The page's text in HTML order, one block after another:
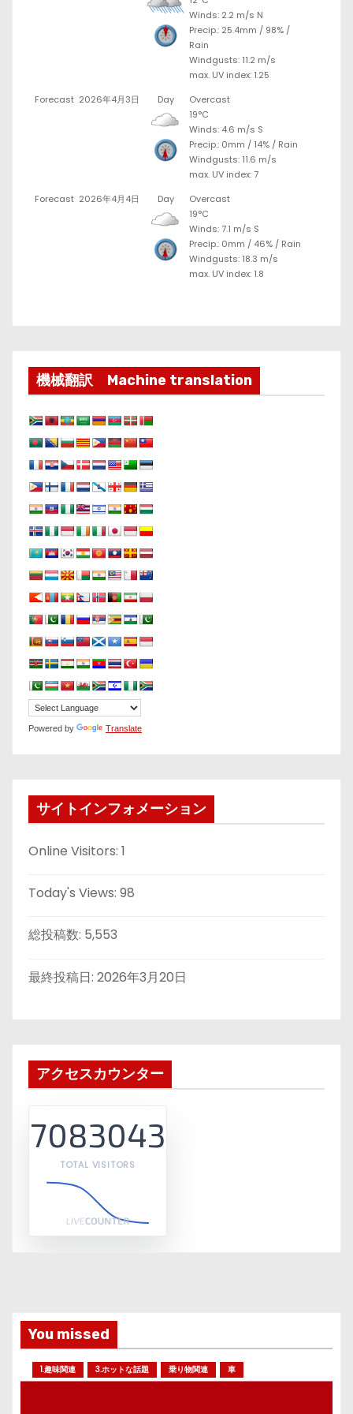
Winds: 2.2 m/s N
Precip.: 25.4mm / 98% /
Rain
Windgusts: 11.2 m/s
max. UV index: 1.25
Forecast 2026年4月3日 Day
Overcast
19°C
Winds: 4.6 m/s S
Precip.: 0mm / 14% / Rain
Windgusts: 11.6 m/s
max. UV index: 7
Forecast 2026年4月4日 Day
Overcast
19°C
Winds: 7.1 m/s S
Precip.: 0mm / 46% / Rain
Windgusts: 18.3 m/s
max. UV index: 1.8
機械翻訳 Machine translation
Powered by Translate
サイトインフォメーション
Online Visitors: 1
Today's Views: 98
総投稿数: 5,553
最終投稿日: 2026年3月20日
アクセスカウンター
7083043
TOTAL VISITORS
You missed
1.趣味関連 3.ホットな話題 乗り物関連 車